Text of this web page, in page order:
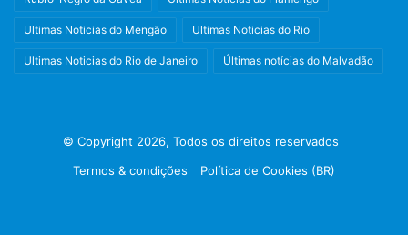
Ultimas Noticias do Mengão Ultimas Noticias do Rio
Ultimas Noticias do Rio de Janeiro Últimas notícias do Malvadão
© Copyright 2026, Todos os direitos reservados
Termos & condições
Política de Cookies (BR)